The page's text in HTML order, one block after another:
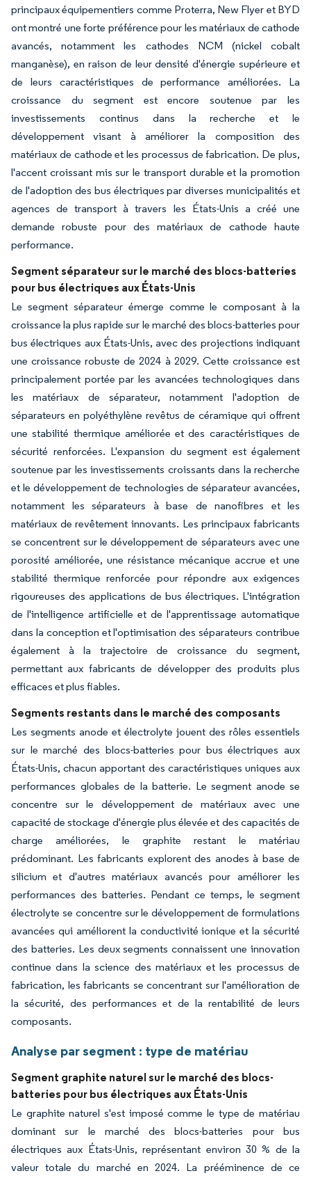
principaux équipementiers comme Proterra, New Flyer et BYD
ont montré une forte préférence pour les matériaux de cathode
avancés, notamment les cathodes NCM (nickel cobalt
manganèse), en raison de leur densité d'énergie supérieure et
de leurs caractéristiques de performance améliorées. La
croissance du segment est encore soutenue par les
investissements continus dans la recherche et le
développement visant à améliorer la composition des
matériaux de cathode et les processus de fabrication. De plus,
l'accent croissant mis sur le transport durable et la promotion
de l'adoption des bus électriques par diverses municipalités et
agences de transport à travers les États-Unis a créé une
demande robuste pour des matériaux de cathode haute
performance.
Segment séparateur sur le marché des blocs-batteries
pour bus électriques aux États-Unis
Le segment séparateur émerge comme le composant à la
croissance la plus rapide sur le marché des blocs-batteries pour
bus électriques aux États-Unis, avec des projections indiquant
une croissance robuste de 2024 à 2029. Cette croissance est
principalement portée par les avancées technologiques dans
les matériaux de séparateur, notamment l'adoption de
séparateurs en polyéthylène revêtus de céramique qui offrent
une stabilité thermique améliorée et des caractéristiques de
sécurité renforcées. L'expansion du segment est également
soutenue par les investissements croissants dans la recherche
et le développement de technologies de séparateur avancées,
notamment les séparateurs à base de nanofibres et les
matériaux de revêtement innovants. Les principaux fabricants
se concentrent sur le développement de séparateurs avec une
porosité améliorée, une résistance mécanique accrue et une
stabilité thermique renforcée pour répondre aux exigences
rigoureuses des applications de bus électriques. L'intégration
de l'intelligence artificielle et de l'apprentissage automatique
dans la conception et l'optimisation des séparateurs contribue
également à la trajectoire de croissance du segment,
permettant aux fabricants de développer des produits plus
efficaces et plus fiables.
Segments restants dans le marché des composants
Les segments anode et électrolyte jouent des rôles essentiels
sur le marché des blocs-batteries pour bus électriques aux
États-Unis, chacun apportant des caractéristiques uniques aux
performances globales de la batterie. Le segment anode se
concentre sur le développement de matériaux avec une
capacité de stockage d'énergie plus élevée et des capacités de
charge améliorées, le graphite restant le matériau
prédominant. Les fabricants explorent des anodes à base de
silicium et d'autres matériaux avancés pour améliorer les
performances des batteries. Pendant ce temps, le segment
électrolyte se concentre sur le développement de formulations
avancées qui améliorent la conductivité ionique et la sécurité
des batteries. Les deux segments connaissent une innovation
continue dans la science des matériaux et les processus de
fabrication, les fabricants se concentrant sur l'amélioration de
la sécurité, des performances et de la rentabilité de leurs
composants.
Analyse par segment : type de matériau
Segment graphite naturel sur le marché des blocs-
batteries pour bus électriques aux États-Unis
Le graphite naturel s'est imposé comme le type de matériau
dominant sur le marché des blocs-batteries pour bus
électriques aux États-Unis, représentant environ 30 % de la
valeur totale du marché en 2024. La prééminence de ce